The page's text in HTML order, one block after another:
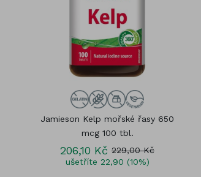
Jód
Jamieson Kelp mořské řasy 650
mcg 100 tbl.
206,10 Kč 229,00 Kč
ušetříte 22,90 (10%)